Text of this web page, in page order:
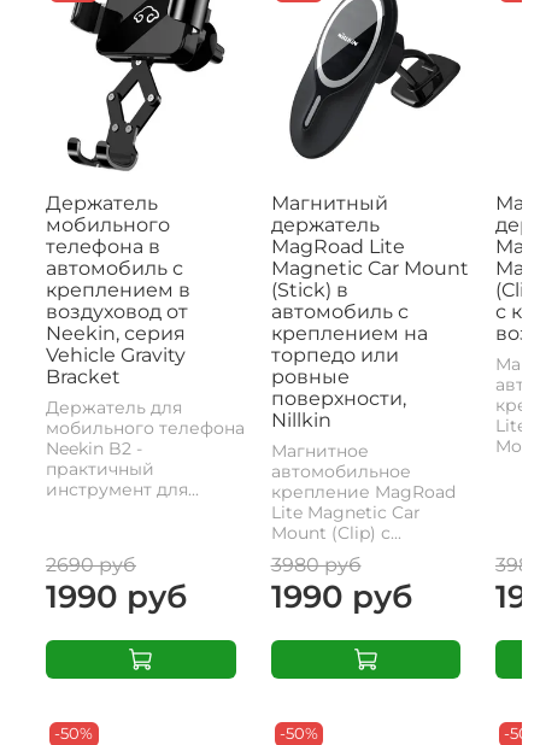
Держатель
мобильного
телефона в
автомобиль с
креплением в
воздуховод от
Neekin, серия
Vehicle Gravity
Bracket
Держатель для
мобильного телефона
Neekin B2 -
практичный
инструмент для...
2690 руб
1990 руб
Магнитный
держатель
MagRoad Lite
Magnetic Car Mount
(Stick) в
автомобиль с
креплением на
торпедо или
ровные
поверхности,
Nillkin
Магнитное
автомобильное
крепление MagRoad
Lite Magnetic Car
Mount (Clip) с...
3980 руб
1990 руб
с
Lite
-50% -50% -